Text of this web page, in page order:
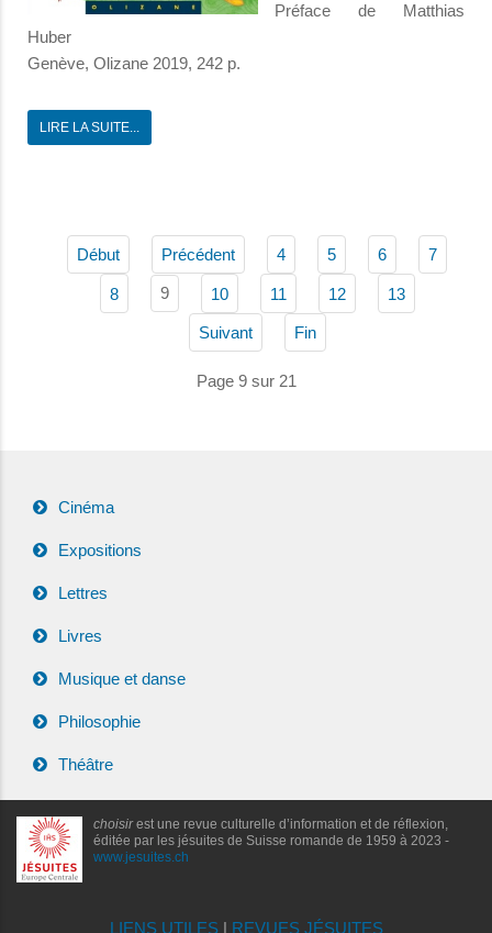
Préface de Matthias
Huber
Genève, Olizane 2019, 242 p.
LIRE LA SUITE...
Début Précédent 4 5 6 7
8 9 10 11 12 13
Suivant Fin
Page 9 sur 21
Cinéma
Expositions
Lettres
Livres
Musique et danse
Philosophie
Théâtre
choisirest une revue culturelle d’information et de réflexion,
éditée par les jésuites de Suisse romande de 1959 à 2023 -
www.jesuites.ch
LIENS UTILES| REVUES JÉSUITES